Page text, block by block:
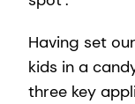
Having set
kids in a
three key